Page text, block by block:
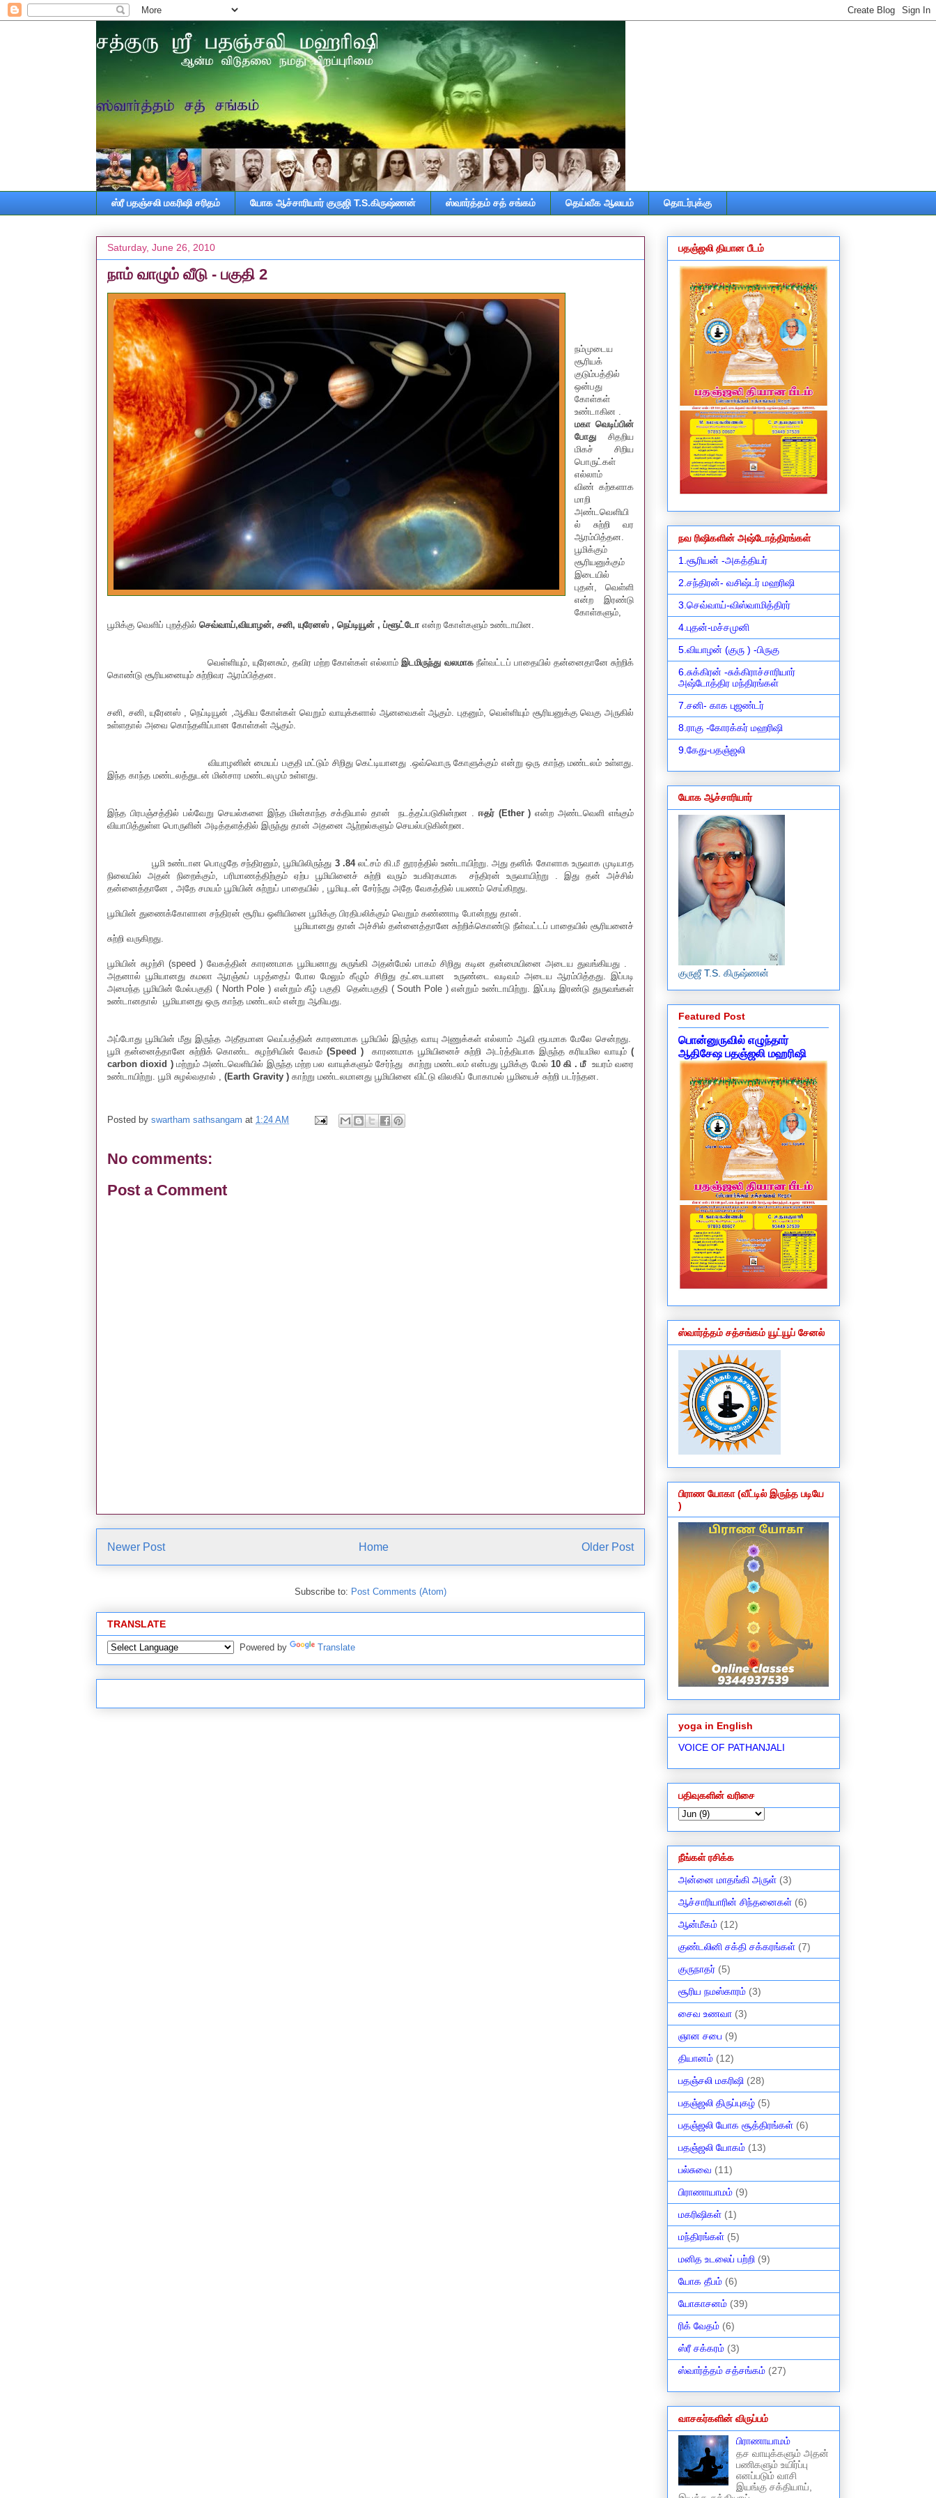
ஸ்ரீ பதஞ்சலி மகரிஷி சரிதம் யோக ஆச்சாரியார் குருஜி T.S.கிருஷ்ணன் ஸ்வார்த்தம் சத் சங்கம் தெய்வீக ஆலயம் தொடர்புக்கு
Saturday, June 26, 2010
நாம் வாழும் வீடு - பகுதி 2
நம்முடைய
சூரியக்
குடும்பத்தில்
ஒன்பது
கோள்கள்
உண்டாகின .
மகா வெடிப்பின்
போது சிதறிய
மிகச் சிறிய
பொருட்கள்
எல்லாம்
விண் கற்களாக
மாறி
அண்டவெளியி
ல் சுற்றி வர
ஆரம்பித்தன.
பூமிக்கும்
சூரியனுக்கும்
இடையில்
புதன், வெள்ளி
என்ற இரண்டு
கோள்களும்,
பூமிக்கு வெளிப் புறத்தில் செவ்வாய்,வியாழன், சனி, யுரேனஸ் , நெப்டியூன் , ப்ளூட்டோ என்ற கோள்களும் உண்டாயின.
வெள்ளியும், யுரேனசும், தவிர மற்ற கோள்கள் எல்லாம்இடமிருந்து வலமாகநீள்வட்டப் பாதையில் தன்னைதானே சுற்றிக்
கொண்டு சூரியனையும் சுற்றிவர ஆரம்பித்தன.
சனி, சனி, யுரேனஸ் , நெப்டியூன் ,ஆகிய கோள்கள் வெறும் வாயுக்களால் ஆனவைகள் ஆகும். புதனும், வெள்ளியும் சூரியனுக்கு வெகு அருகில்
உள்ளதால் அவை கொந்தளிப்பான கோள்கள் ஆகும்.
வியாழனின் மையப் பகுதி மட்டும் சிறிது கெட்டியானது .ஒவ்வொரு கோளுக்கும் என்று ஒரு காந்த மண்டலம் உள்ளது.
இந்த காந்த மண்டலத்துடன் மின்சார மண்டலமும் உள்ளது.
இந்த பிரபஞ்சத்தில் பல்வேறு செயல்களை இந்த மின்காந்த சக்தியால் தான் நடத்தப்படுகின்றன . ஈதர் (Ether ) என்ற அண்டவெளி எங்கும்
வியாபித்துள்ள பொருளின் அடித்தளத்தில் இருந்து தான் அதனை ஆற்றல்களும் செயல்படுகின்றன.
பூமி உண்டான பொழுதே சந்திரனும், பூமியிலிருந்து 3 .84லட்சம் கி.மீ தூரத்தில் உண்டாயிற்று. அது தனிக் கோளாக உருவாக முடியாத
நிலையில் அதன் நிறைக்கும், பரிமாணத்திற்கும் ஏற்ப பூமியினைச் சுற்றி வரும் உபகிரகமாக சந்திரன் உருவாயிற்று . இது தன் அச்சில்
தன்னைத்தானே , அதே சமயம் பூமியின் சுற்றுப் பாதையில் , பூமியுடன் சேர்ந்து அதே வேகத்தில் பயணம் செய்கிறது.
பூமியின் துணைக்கோளான சந்திரன் சூரிய ஒளியினை பூமிக்கு பிரதிபலிக்கும் வெறும் கண்ணாடி போன்றது தான்.
பூமியானது தான் அச்சில் தன்னைத்தானே சுற்றிக்கொண்டு நீள்வட்டப் பாதையில் சூரியனைச்
சுற்றி வருகிறது.
பூமியின் சுழற்சி (speed ) வேகத்தின் காரணமாக பூமியனாது சுருங்கி அதன்மேல் பாகம் சிறிது கடின தன்மையினை அடைய துவங்கியது .
அதனால் பூமியானது கமலா ஆரஞ்சுப் பழத்தைப் போல மேலும் கீழும் சிறிது தட்டையான உருண்டை வடிவம் அடைய ஆரம்பித்தது. இப்படி
அமைந்த பூமியின் மேல்பகுதி ( North Pole ) என்றும் கீழ் பகுதி தென்பகுதி ( South Pole ) என்றும் உண்டாயிற்று. இப்படி இரண்டு துருவங்கள்
உண்டானதால் பூமியானது ஒரு காந்த மண்டலம் என்று ஆகியது.
அப்போது பூமியின் மீது இருந்த அதீதமான வெப்பத்தின் காரணமாக பூமியில் இருந்த வாயு அணுக்கள் எல்லாம் ஆவி ரூபமாக மேலே சென்றது.
பூமி தன்னைத்தானே சுற்றிக் கொண்ட சுழற்சியின் வேகம் (Speed ) காரணமாக பூமியினைச் சுற்றி அடர்த்தியாக இருந்த கரியமில வாயும் (
carbon dioxid )மற்றும் அண்டவெளியில் இருந்த மற்ற பல வாயுக்களும் சேர்ந்து காற்று மண்டலம் என்பது பூமிக்கு மேல் 10 கி . மீ உயரம் வரை
உண்டாயிற்று. பூமி சுழல்வதால் , (Earth Gravity ) காற்று மண்டலமானது பூமியினை விட்டு விலகிப் போகாமல் பூமியைச் சுற்றி படர்ந்தன.
Posted by swartham sathsangam at 1:24 AM
No comments:
Post a Comment
Newer Post Older Post
Home
Subscribe to: Post Comments (Atom)
TRANSLATE
Powered by Translate
பதஞ்ஜலி தியான பீடம்
நவ ரிஷிகளின் அஷ்டோத்திரங்கள்
1.சூரியன் -அகத்தியர்
2.சந்திரன்- வசிஷ்டர் மஹரிஷி
3.செவ்வாய்-விஸ்வாமித்திரர்
4.புதன்-மச்சமுனி
5.வியாழன் (குரு ) -பிருகு
6.சுக்கிரன் -சுக்கிராச்சாரியார்
அஷ்டோத்திர மந்திரங்கள்
7.சனி- காக புஜண்டர்
8.ராகு -கோரக்கர் மஹரிஷி
9.கேது-பதஞ்ஜலி
யோக ஆச்சாரியார்
குருஜீ T.S. கிருஷ்ணன்
Featured Post
பொன்னுருவில் எழுந்தார்
ஆதிசேஷ பதஞ்ஜலி மஹரிஷி
ஸ்வார்த்தம் சத்சங்கம் யூட்யூப் சேனல்
பிராண யோகா (வீட்டில் இருந்த படியே
)
yoga in English
VOICE OF PATHANJALI
பதிவுகளின் வரிசை
நீங்கள் ரசிக்க
அன்னை மாதங்கி அருள் (3)
ஆச்சாரியாரின் சிந்தனைகள் (6)
ஆன்மீகம் (12)
குண்டலினி சக்தி சக்கரங்கள் (7)
குருநாதர் (5)
சூரிய நமஸ்காரம் (3)
சைவ உணவா (3)
ஞான சபை (9)
தியானம் (12)
பதஞ்சலி மகரிஷி (28)
பதஞ்ஜலி திருப்புகழ் (5)
பதஞ்ஜலி யோக சூத்திரங்கள் (6)
பதஞ்ஜலி யோகம் (13)
பல்சுவை (11)
பிராணாயாமம் (9)
மகரிஷிகள் (1)
மந்திரங்கள் (5)
மனித உடலைப் பற்றி (9)
யோக தீபம் (6)
யோகாசனம் (39)
ரிக் வேதம் (6)
ஸ்ரீ சக்கரம் (3)
ஸ்வார்த்தம் சத்சங்கம் (27)
வாசகர்களின் விருப்பம்
பிராணாயாமம்
தச வாயுக்களும் அதன்
பணிகளும் உயிர்ப்பு
எனப்படும் வாசி
இயங்கு சக்தியாய்,